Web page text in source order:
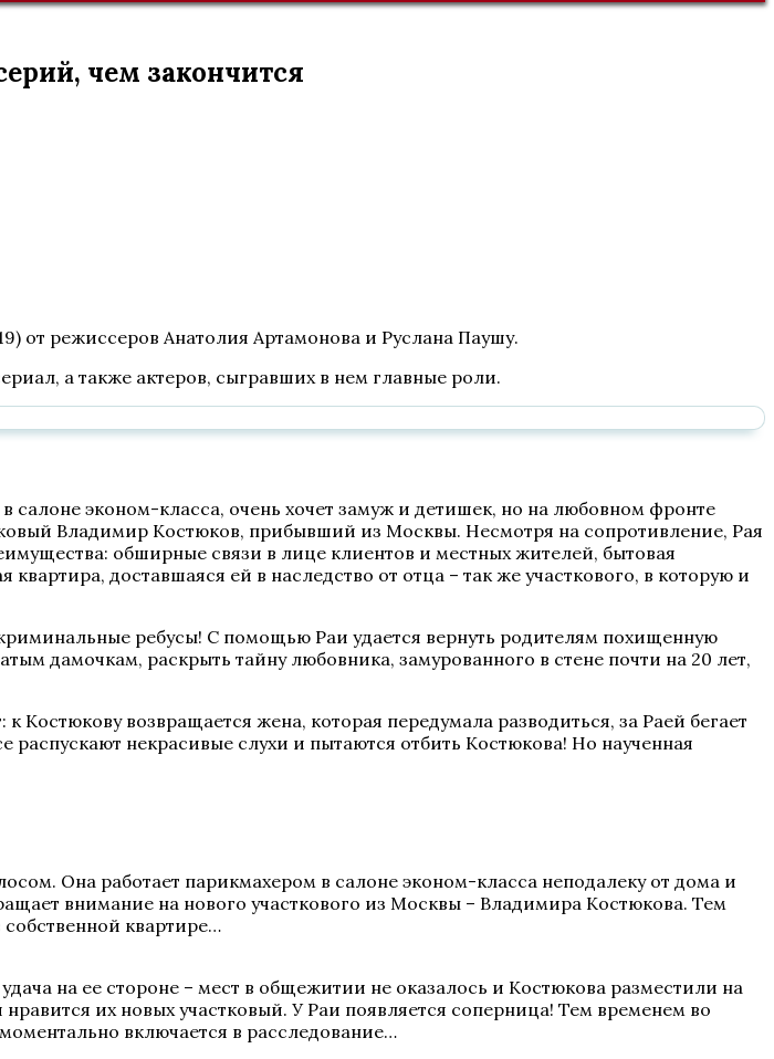
чем закончится
от режиссеров Анатолия Артамонова и Руслана Паушу.
а также актеров, сыгравших в нем главные роли.
эконом-класса, очень хочет замуж и детишек, но на любовном фронте
Владимир Костюков, прибывший из Москвы. Несмотря на сопротивление, Рая
обширные связи в лице клиентов и местных жителей, бытовая
доставшаяся ей в наследство от отца – так же участкового, в которую и
ребусы! С помощью Раи удается вернуть родителям похищенную
дамочкам, раскрыть тайну любовника, замурованного в стене почти на 20 лет,
возвращается жена, которая передумала разводиться, за Раей бегает
некрасивые слухи и пытаются отбить Костюкова! Но наученная
Она работает парикмахером в салоне эконом-класса неподалеку от дома и
внимание на нового участкового из Москвы – Владимира Костюкова. Тем
квартире…
на ее стороне – мест в общежитии не оказалось и Костюкова разместили на
их новых участковый. У Раи появляется соперница! Тем временем во
включается в расследование…